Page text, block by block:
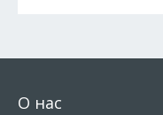
О нас